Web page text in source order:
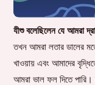
যীশু বলেছিলেন যে আমরা
তখন আমরা লতার ডালের
খাওয়ায় এবং আমাদের
আমরা ভাল ফল দিতে